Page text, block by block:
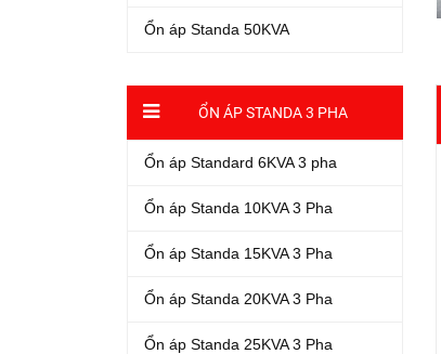
Ổn áp Standa 50KVA
ỔN ÁP STANDA 3 PHA
Ổn áp Standard 6KVA 3 pha
Ổn áp Standa 10KVA 3 Pha
Ổn áp Standa 15KVA 3 Pha
Ổn áp Standa 20KVA 3 Pha
Ổn áp Standa 25KVA 3 Pha